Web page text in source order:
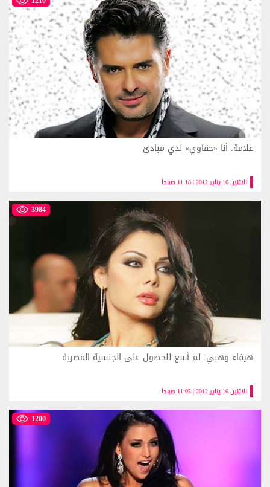
الاثنين 16 يناير 2012 | 11:18 صباحاً
علامة: أنا «حقاوي» لدي مبادئ
3984
الاثنين 16 يناير 2012 | 11:05 صباحاً
هيفاء وهبي: لم أسع للحصول على الجنسية المصرية
1200